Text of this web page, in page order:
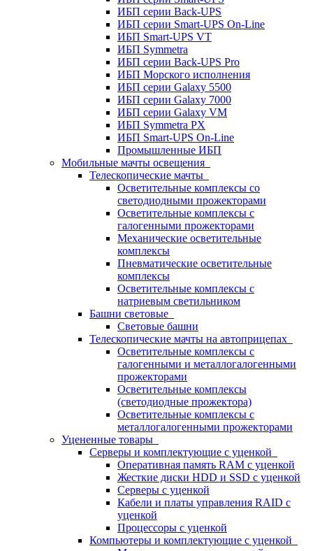
ИБП серии Back-UPS
ИБП серии Smart-UPS On-Line
ИБП Smart-UPS VT
ИБП Symmetra
ИБП серии Back-UPS Pro
ИБП Морского исполнения
ИБП серии Galaxy 5500
ИБП серии Galaxy 7000
ИБП серии Galaxy VM
ИБП Symmetra PX
ИБП Smart-UPS On-Line
Промышленные ИБП
Мобильные мачты освещения
Телескопические мачты
Осветительные комплексы со
светодиодными прожекторами
Осветительные комплексы с
галогенными прожекторами
Механические осветительные
комплексы
Пневматические осветительные
комплексы
Осветительные комплексы с
натриевым светильником
Башни световые
Световые башни
Телескопические мачты на автоприцепах
Осветительные комплексы с
галогенными и металлогалогенными
прожекторами
Осветительные комплексы
(светодиодные прожектора)
Осветительные комплексы с
металлогалогенными прожекторами
Уцененные товары
Серверы и комплектующие с уценкой
Оперативная память RAM с уценкой
Жесткие диски HDD и SSD с уценкой
Серверы с уценкой
Кабели и платы управления RAID с
уценкой
Процессоры с уценкой
Компьютеры и комплектующие с уценкой